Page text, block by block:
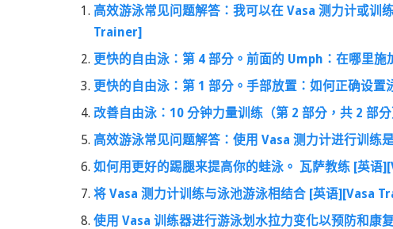
高效游泳常见问题解答：我可以在 Vasa 测力计或训
Trainer]
更快的自由泳：第 4 部分。前面的 Umph：在哪里
更快的自由泳：第 1 部分。手部放置：如何正确设
改善自由泳：10 分钟力量训练（第 2 部分，共 2 部
高效游泳常见问题解答：使用 Vasa 测力计进行训
如何用更好的踢腿来提高你的蛙泳。 瓦萨教练 [英语
将 Vasa 测力计训练与泳池游泳相结合 [英语][Vasa
使用 Vasa 训练器进行游泳划水拉力变化以预防和康